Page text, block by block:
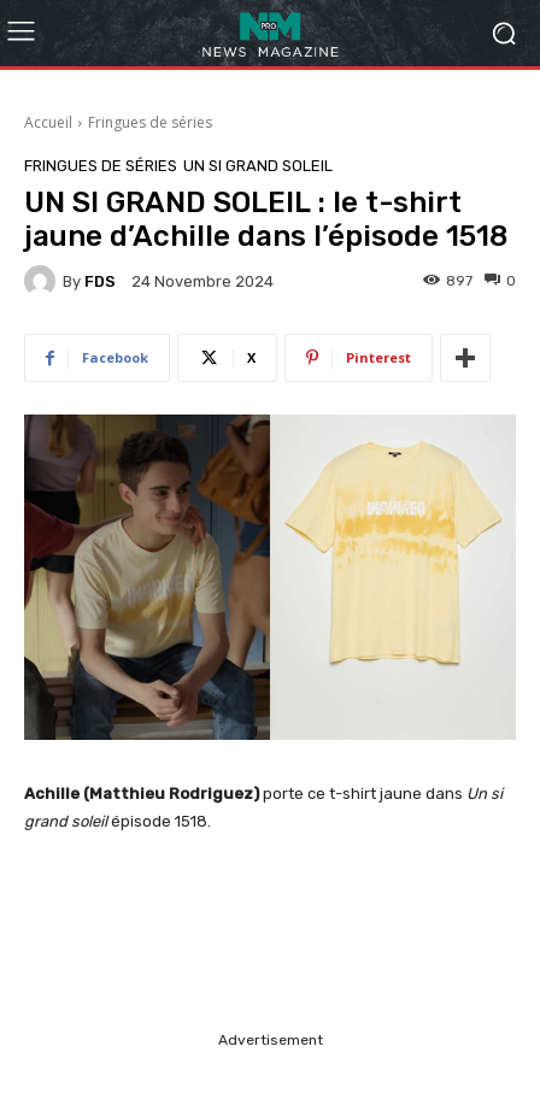
Accueil Fringues de séries
FRINGUES DE SÉRIES UN SI GRAND SOLEIL
UN SI GRAND SOLEIL : le t-shirt
jaune d’Achille dans l’épisode 1518
By FDS 24 Novembre 2024 0
897
Facebook X Pinterest
Achille (Matthieu Rodriguez)porte ce t-shirt jaune dans Un si
grand soleilépisode 1518.
Advertisement